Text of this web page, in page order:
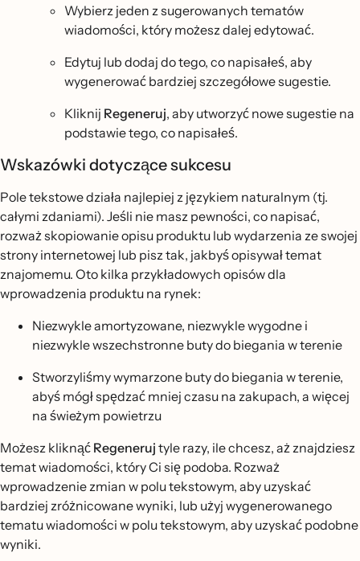
Wybierz jeden z sugerowanych tematów
wiadomości, który możesz dalej edytować.
Edytuj lub dodaj do tego, co napisałeś, aby
wygenerować bardziej szczegółowe sugestie.
Kliknij Regeneruj, aby utworzyć nowe sugestie na
podstawie tego, co napisałeś.
Wskazówki dotyczące sukcesu
Pole tekstowe działa najlepiej z językiem naturalnym (tj.
całymi zdaniami). Jeśli nie masz pewności, co napisać,
rozważ skopiowanie opisu produktu lub wydarzenia ze swojej
strony internetowej lub pisz tak, jakbyś opisywał temat
znajomemu. Oto kilka przykładowych opisów dla
wprowadzenia produktu na rynek:
Niezwykle amortyzowane, niezwykle wygodne i
niezwykle wszechstronne buty do biegania w terenie
Stworzyliśmy wymarzone buty do biegania w terenie,
abyś mógł spędzać mniej czasu na zakupach, a więcej
na świeżym powietrzu
Możesz kliknąć Regeneruj tyle razy, ile chcesz, aż znajdziesz
temat wiadomości, który Ci się podoba. Rozważ
wprowadzenie zmian w polu tekstowym, aby uzyskać
bardziej zróżnicowane wyniki, lub użyj wygenerowanego
tematu wiadomości w polu tekstowym, aby uzyskać podobne
wyniki.